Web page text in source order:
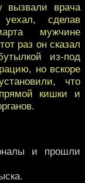
вызвали врача
сделав
мужчине
раз он сказал
из-под
но вскоре
что
кишки и
и прошли